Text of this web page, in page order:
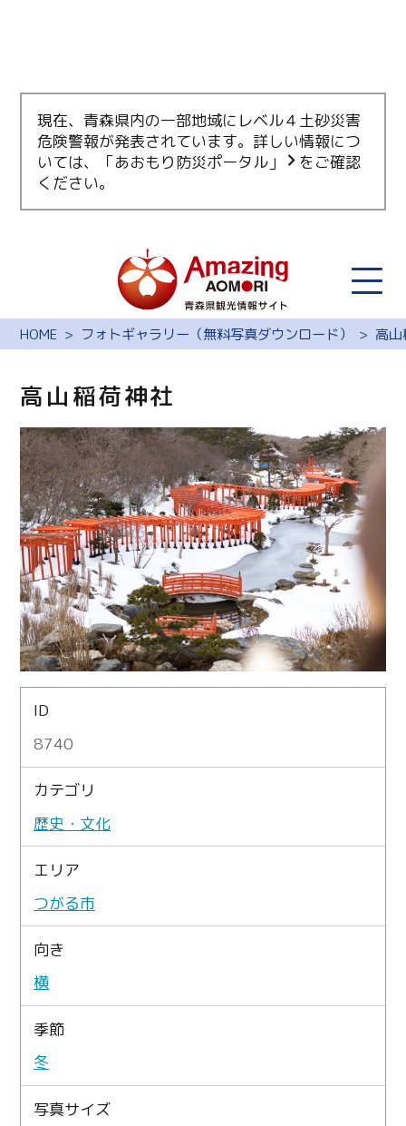
HOME フォトギャラリー（無料写真ダウンロード） 高
高山稲荷神社
ID
8740
カテゴリ
歴史・文化
エリア
つがる市
向き
横
季節
冬
写真サイズ
現在、青森県内の一部地域にレベル４土砂災害
危険警報が発表されています。詳しい情報につ
いては、
「あおもり防災ポータル」
をご確認
ください。